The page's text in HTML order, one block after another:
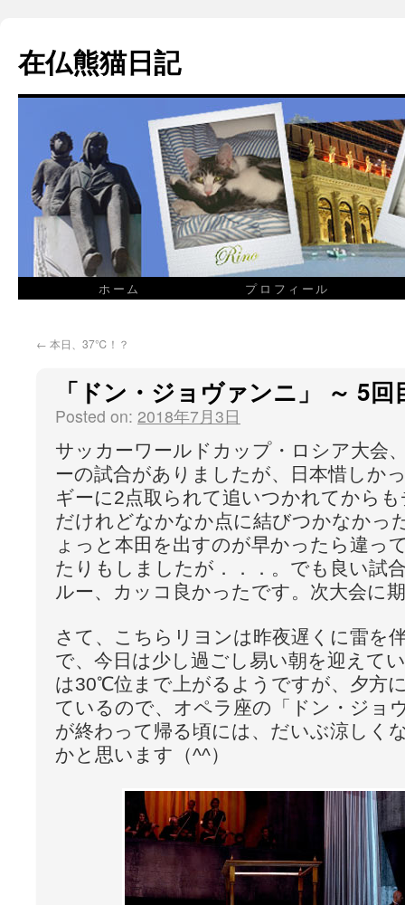
在仏熊猫日記
ホーム プロフィール
← 本日、37℃！？
「ドン・ジョヴァンニ」 ～ 5回
Posted on: 2018年7月3日
サッカーワールドカップ・ロシア大会
ーの試合がありましたが、日本惜しか
ギーに2点取られて追いつかれてから
だけれどなかなか点に結びつかなかっ
ょっと本田を出すのが早かったら違っ
たりもしましたが．．．。でも良い試
ルー、カッコ良かったです。次大会に
さて、こちらリヨンは昨夜遅くに雷を
で、今日は少し過ごし易い朝を迎えて
は30℃位まで上がるようですが、夕方
ているので、オペラ座の「ドン・ジョ
が終わって帰る頃には、だいぶ涼しく
かと思います（^^）